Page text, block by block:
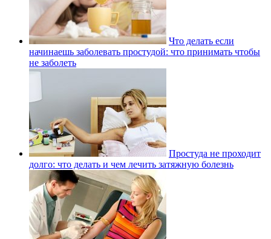
Что делать если
начинаешь заболевать простудой: что принимать чтобы
не заболеть
Простуда не проходит
долго: что делать и чем лечить затяжную болезнь